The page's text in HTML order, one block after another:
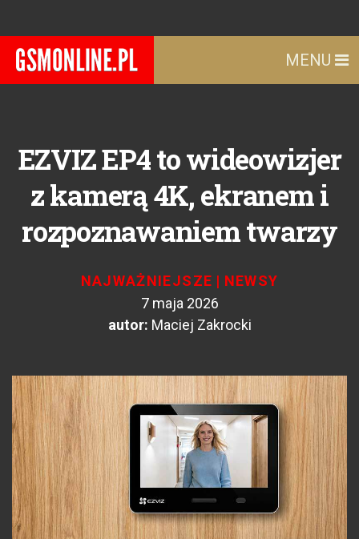
MENU
EZVIZ EP4 to wideowizjer
z kamerą 4K, ekranem i
rozpoznawaniem twarzy
NAJWAŻNIEJSZE | NEWSY
7 maja 2026
autor: Maciej Zakrocki